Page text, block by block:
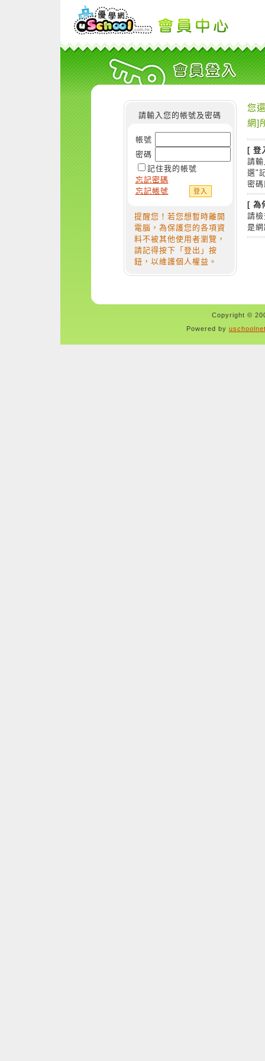
請輸入您的帳號及密碼
帳號
密碼
記住我的帳號
忘記密碼
忘記帳號
提醒您！若您想暫時離開
電腦，為保護您的各項資
料不被其他使用者瀏覽，
請記得按下「登出」按
鈕，以維護個人權益。
您
網]
[ 登
請
選"
密
[ 為
請
是
Copyright ©
Powered by